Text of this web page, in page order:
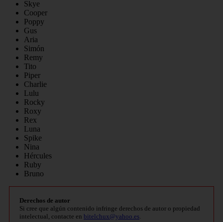
Skye
Cooper
Poppy
Gus
Aria
Simón
Remy
Tito
Piper
Charlie
Lulu
Rocky
Roxy
Rex
Luna
Spike
Nina
Hércules
Ruby
Bruno
Derechos de autor
Si cree que algún contenido infringe derechos de autor o propiedad
intelectual, contacte en bitelchux@yahoo.es